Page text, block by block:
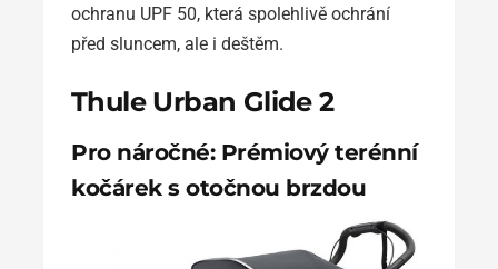
ochranu UPF 50, která spolehlivě ochrání
před sluncem, ale i deštěm.
Thule Urban Glide 2
Pro náročné: Prémiový terénní
kočárek s otočnou brzdou